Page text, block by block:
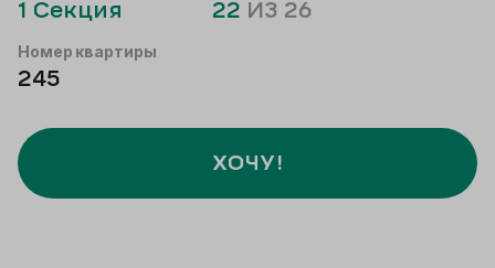
1 Секция 22 ИЗ 26
Номер квартиры
245
ХОЧУ!